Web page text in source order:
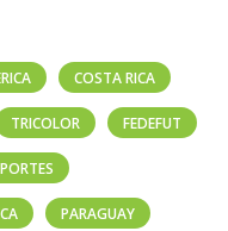
COSTA RICA
TRICOLOR FEDEFUT
PARAGUAY